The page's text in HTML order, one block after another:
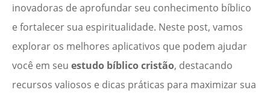
inovadoras de aprofundar seu conhecimento bíblico
e fortalecer sua espiritualidade. Neste post, vamos
explorar os melhores aplicativos que podem ajudar
você em seu estudo bíblico cristão, destacando
recursos valiosos e dicas práticas para maximizar sua